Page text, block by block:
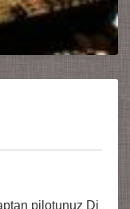
pilotunuz Dj